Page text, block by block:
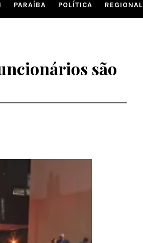
PARAÍBA POLÍTICA REGIONAL
são